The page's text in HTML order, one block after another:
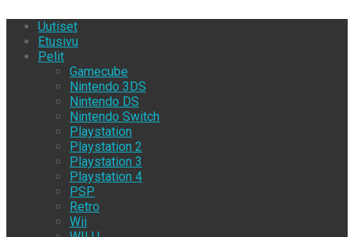
Uutiset
Etusivu
Pelit
Gamecube
Nintendo 3DS
Nintendo DS
Nintendo Switch
Playstation
Playstation 2
Playstation 3
Playstation 4
PSP
Retro
Wii